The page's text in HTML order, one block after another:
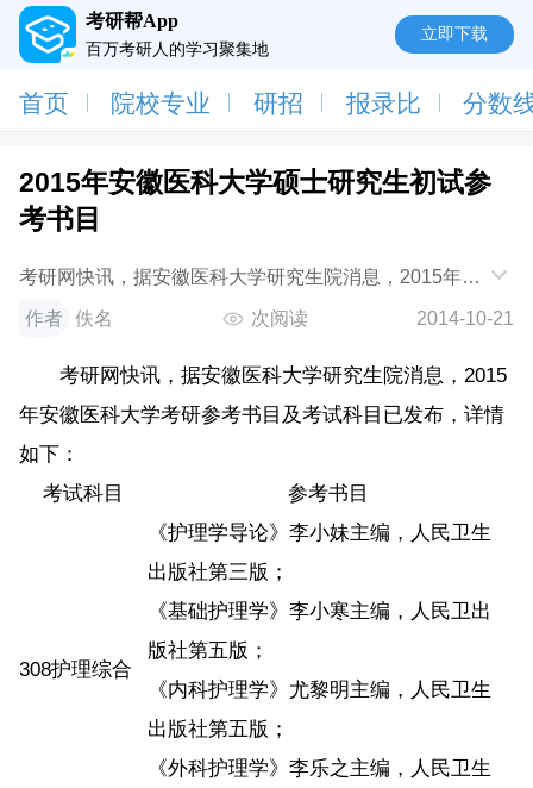
考研帮App
百万考研人的学习聚集地
立即下载
首页 院校专业 研招 报录比 分数
2015年安徽医科大学硕士研究生初试参
考书目
考研网快讯，据安徽医科大学研究生院消息，2015年安
徽医科大学考研参考书目及考试科目已发布，详情如
下：考试科目参考书目308护理综合《护理学导
作者 佚名 次阅读 2014-10-21
考研网快讯，据安徽医科大学研究生院消息，2015
年安徽医科大学考研参考书目及考试科目已发布，详情
如下：
考试科目
参考书目
308护理综合
《护理学导论》李小妹主编，人民卫生
出版社第三版；
《基础护理学》李小寒主编，人民卫出
版社第五版；
《内科护理学》尤黎明主编，人民卫生
出版社第五版；
《外科护理学》李乐之主编，人民卫生